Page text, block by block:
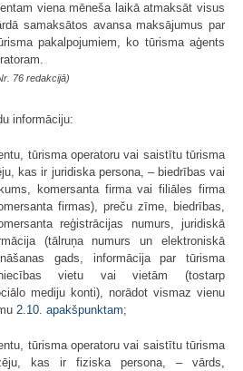
viena mēneša laikā atmaksāt visus
samaksātos avansa maksājumus par
pakalpojumiem, ko tūrisma aģents
76 redakcijā)
informāciju:
tūrisma operatoru vai saistītu tūrisma
kas ir juridiska persona, – biedrības vai
komersanta firma vai filiāles firma
firmas), preču zīme, biedrības,
reģistrācijas numurs, juridiskā
(tālruņa numurs un elektroniskā
gads, informācija par tūrisma
vietu vai vietām (tostarp
mediju konti), norādot vismaz vienu
2.10. apakšpunktam;
tūrisma operatoru vai saistītu tūrisma
kas ir fiziska persona, – vārds,